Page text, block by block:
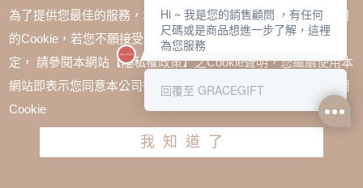
CareBears-牢騷小熊蝴蝶結平底芭蕾舞鞋 藍
為了提供您最佳的服務，本網站會在您的電腦中放置並取用我們
的Cookie，若您不願接受Cookie時應如何變更電腦的Cookie設
定， 請參閱本網站【隱私權政策】之Cookie聲明，您繼續使用本
網站即表示您同意本公司得按本網站使用條款之Cookie聲明使用
Cookie
我知道了
Hi ~ 我是您的銷售顧問 ，有任何
尺碼或是商品想進一步了解，這裡
為您服務
回覆至 GRACEGIFT